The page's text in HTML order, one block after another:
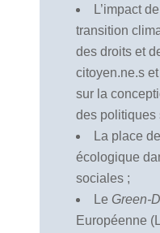
L’impact
transition
des droits et
citoyen.ne.s
sur la
des politiques
La place
écologique
sociales ;
Le Green-
Européenne